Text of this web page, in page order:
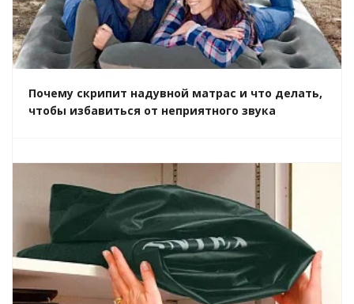
Почему скрипит надувной матрас и что делать,
чтобы избавиться от неприятного звука